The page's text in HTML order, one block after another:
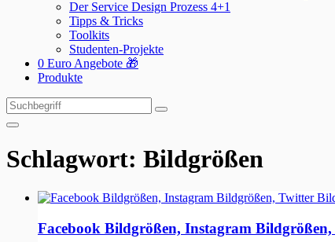
Der Service Design Prozess 4+1
Tipps & Tricks
Toolkits
Studenten-Projekte
0 Euro Angebote 🎁
Produkte
Suchen
nach:
Suchen
Schlagwort: Bildgrößen
Facebook Bildgrößen, Instagram